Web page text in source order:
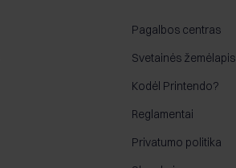
Pagalbos centras
Svetainės žemėlapis
Kodėl Printendo?
Reglamentai
Privatumo politika